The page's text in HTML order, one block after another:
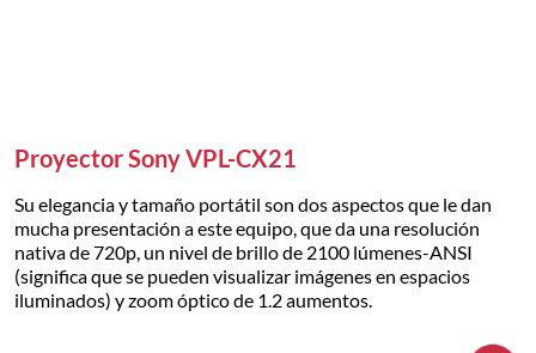
Proyector Sony VPL-CX21
Su elegancia y tamaño portátil son dos aspectos que le dan
mucha presentación a este equipo, que da una resolución
nativa de 720p, un nivel de brillo de 2100 lúmenes-ANSI
(significa que se pueden visualizar imágenes en espacios
iluminados) y zoom óptico de 1.2 aumentos.